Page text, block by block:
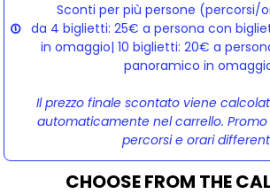
Sconti per più persone (percorsi/
da 4 biglietti: 25€ a persona con
in omaggio| 10 biglietti: 20€ a
panoramico in
Il prezzo finale scontato viene
automaticamente nel carrello.
percorsi e orari
CHOOSE FROM THE